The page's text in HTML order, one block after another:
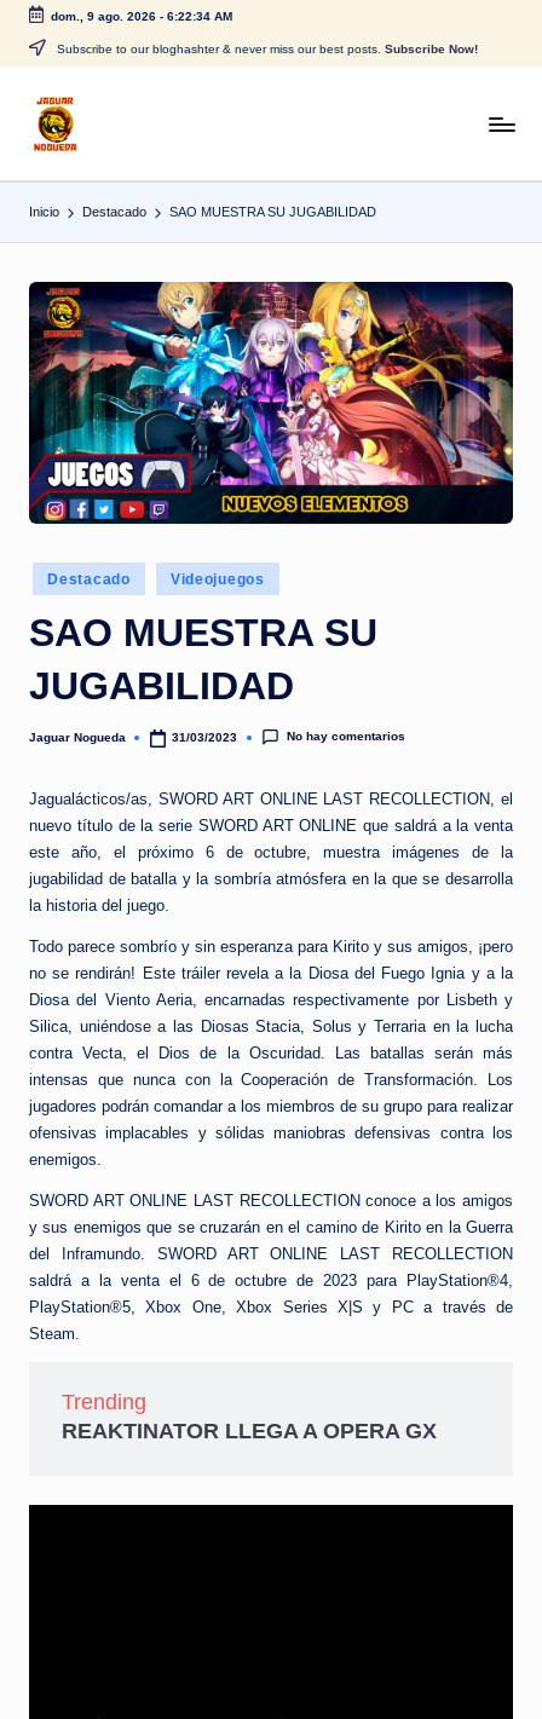
Saltar
contenido
dom., 9 ago. 2026- 6:22:34 AM
Subscribe to our bloghashter & never miss our best posts. Subscribe Now!
J
a
g
a
r
N
g
u
a
CONTENIDO
Inicio Destacado SAO MUESTRA SU JUGABILIDAD
Publicado
en
Destacado Videojuegos
SAO MUESTRA SU
JUGABILIDAD
Publicado
Jaguar Nogueda 31/03/2023 No hay comentarios
Jagualácticos/as, SWORD ART ONLINE LAST RECOLLECTION, el
nuevo título de la serie SWORD ART ONLINE que saldrá a la venta
este año, el próximo 6 de octubre, muestra imágenes de la
jugabilidad de batalla y la sombría atmósfera en la que se desarrolla
la historia del juego.
Todo parece sombrío y sin esperanza para Kirito y sus amigos, ¡pero
no se rendirán! Este tráiler revela a la Diosa del Fuego Ignia y a la
Diosa del Viento Aeria, encarnadas respectivamente por Lisbeth y
Silica, uniéndose a las Diosas Stacia, Solus y Terraria en la lucha
contra Vecta, el Dios de la Oscuridad. Las batallas serán más
intensas que nunca con la Cooperación de Transformación. Los
jugadores podrán comandar a los miembros de su grupo para realizar
ofensivas implacables y sólidas maniobras defensivas contra los
enemigos.
SWORD ART ONLINE LAST RECOLLECTION conoce a los amigos
y sus enemigos que se cruzarán en el camino de Kirito en la Guerra
del Inframundo. SWORD ART ONLINE LAST RECOLLECTION
saldrá a la venta el 6 de octubre de 2023 para PlayStation®4,
PlayStation®5, Xbox One, Xbox Series X|S y PC a través de
Steam.
Trending
REAKTINATOR LLEGA A OPERA GX